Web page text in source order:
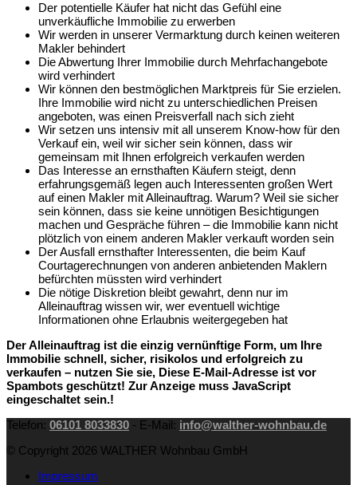
Der potentielle Käufer hat nicht das Gefühl eine
unverkäufliche Immobilie zu erwerben
Wir werden in unserer Vermarktung durch keinen weiteren
Makler behindert
Die Abwertung Ihrer Immobilie durch Mehrfachangebote
wird verhindert
Wir können den bestmöglichen Marktpreis für Sie erzielen.
Ihre Immobilie wird nicht zu unterschiedlichen Preisen
angeboten, was einen Preisverfall nach sich zieht
Wir setzen uns intensiv mit all unserem Know-how für den
Verkauf ein, weil wir sicher sein können, dass wir
gemeinsam mit Ihnen erfolgreich verkaufen werden
Das Interesse an ernsthaften Käufern steigt, denn
erfahrungsgemäß legen auch Interessenten großen Wert
auf einen Makler mit Alleinauftrag. Warum? Weil sie sicher
sein können, dass sie keine unnötigen Besichtigungen
machen und Gespräche führen – die Immobilie kann nicht
plötzlich von einem anderen Makler verkauft worden sein
Der Ausfall ernsthafter Interessenten, die beim Kauf
Courtagerechnungen von anderen anbietenden Maklern
befürchten müssten wird verhindert
Die nötige Diskretion bleibt gewahrt, denn nur im
Alleinauftrag wissen wir, wer eventuell wichtige
Informationen ohne Erlaubnis weitergegeben hat
Der Alleinauftrag ist die einzig vernünftige Form, um Ihre
Immobilie schnell, sicher, risikolos und erfolgreich zu
verkaufen – nutzen Sie sie, Diese E-Mail-Adresse ist vor
Spambots geschützt! Zur Anzeige muss JavaScript
eingeschaltet sein.!
Telefon: 06101 8033830 - E-Mail: info@walther-wohnbau.de
© Copyright 2026 WALTHER Wohnbau GmbH
Impressum